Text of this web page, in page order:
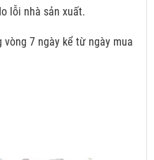
lỗi nhà sản xuất.
7 ngày kể từ ngày mua